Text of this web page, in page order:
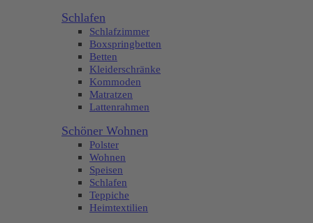
Schlafen
Schlafzimmer
Boxspringbetten
Betten
Kleiderschränke
Kommoden
Matratzen
Lattenrahmen
Schöner Wohnen
Polster
Wohnen
Speisen
Schlafen
Teppiche
Heimtextilien